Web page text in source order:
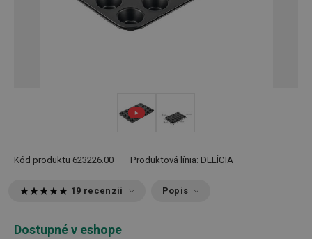
Kód produktu 623226.00 Produktová línia: DELÍCIA
19 recenzií Popis
Dostupné v eshope